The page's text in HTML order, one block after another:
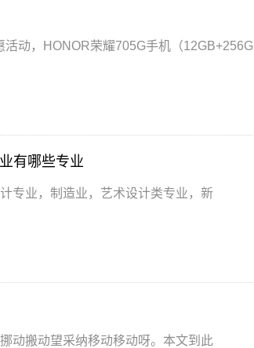
动，HONOR荣耀705G手机（12GB+256G
有哪些专业
专业，制造业，艺术设计类专业，新
动望采纳移动移动呀。本文到此